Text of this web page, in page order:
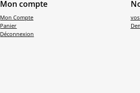
Mon compte
Mon Compte
Panier
Déconnexion